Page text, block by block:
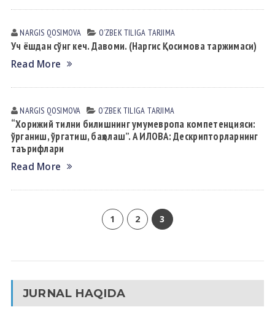
NARGIS QOSIMOVА OʼZBEK TILIGА TАRJIMА
Уч ёшдан сўнг кеч. Давоми. (Наргис Қосимова таржимаси)
Read More
NARGIS QOSIMOVA OʼZBEK TILIGА TАRJIMА
“Хорижий тилни билишнинг умумевропа компетенцияси:
ўрганиш, ўргатиш, баҳолаш”. А ИЛОВА: Дескрипторларнинг
таърифлари
Read More
1 2 3
JURNAL HAQIDA